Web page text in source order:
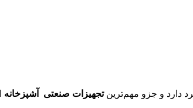
دارد و جزو مهم‌ترین تجهیزات صنعتی آشپزخانه